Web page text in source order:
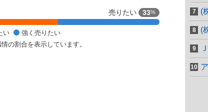
売りたい 33%
い
強く売りたい
の割合を表示しています。
(
(